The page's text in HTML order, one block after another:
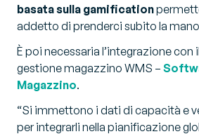
basata sulla gamification
addetto di prenderci subito la
È poi necessaria l’integrazione con
gestione magazzino WMS –
Magazzino.
“Si immettono i dati di capacità e
per integrarli nella pianificazione